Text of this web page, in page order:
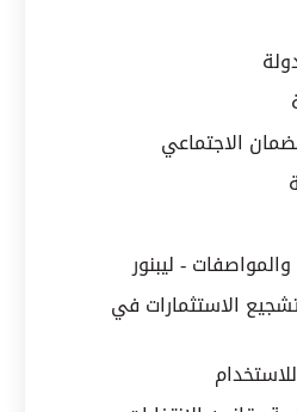
الاجتماعي
- ليبنور
الاستثمارات في